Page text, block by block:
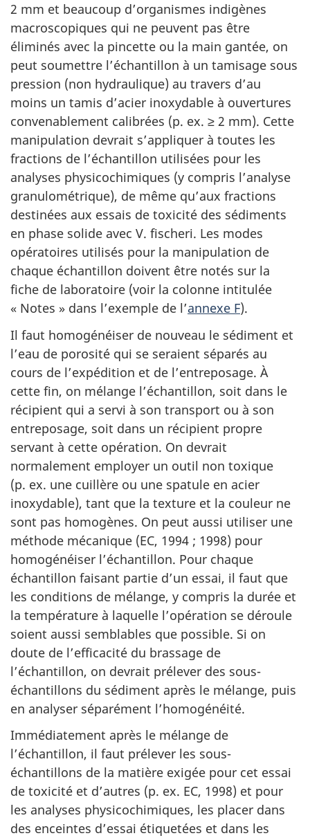
2 mm et beaucoup d’organismes indigènes
macroscopiques qui ne peuvent pas être
éliminés avec la pincette ou la main gantée, on
peut soumettre l’échantillon à un tamisage sous
pression (non hydraulique) au travers d’au
moins un tamis d’acier inoxydable à ouvertures
convenablement calibrées (p. ex. ≥ 2 mm). Cette
manipulation devrait s’appliquer à toutes les
fractions de l’échantillon utilisées pour les
analyses physicochimiques (y compris l’analyse
granulométrique), de même qu’aux fractions
destinées aux essais de toxicité des sédiments
en phase solide avec V. fischeri. Les modes
opératoires utilisés pour la manipulation de
chaque échantillon doivent être notés sur la
fiche de laboratoire (voir la colonne intitulée
« Notes » dans l’exemple de l’annexe F).
Il faut homogénéiser de nouveau le sédiment et
l’eau de porosité qui se seraient séparés au
cours de l’expédition et de l’entreposage. À
cette fin, on mélange l’échantillon, soit dans le
récipient qui a servi à son transport ou à son
entreposage, soit dans un récipient propre
servant à cette opération. On devrait
normalement employer un outil non toxique
(p. ex. une cuillère ou une spatule en acier
inoxydable), tant que la texture et la couleur ne
sont pas homogènes. On peut aussi utiliser une
méthode mécanique (EC, 1994 ; 1998) pour
homogénéiser l’échantillon. Pour chaque
échantillon faisant partie d’un essai, il faut que
les conditions de mélange, y compris la durée et
la température à laquelle l’opération se déroule
soient aussi semblables que possible. Si on
doute de l’efficacité du brassage de
l’échantillon, on devrait prélever des sous-
échantillons du sédiment après le mélange, puis
en analyser séparément l’homogénéité.
Immédiatement après le mélange de
l’échantillon, il faut prélever les sous-
échantillons de la matière exigée pour cet essai
de toxicité et d’autres (p. ex. EC, 1998) et pour
les analyses physicochimiques, les placer dans
des enceintes d’essai étiquetées et dans les